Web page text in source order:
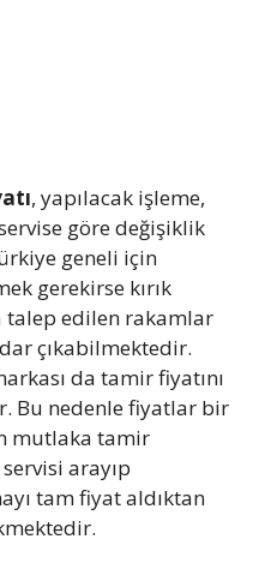
, yapılacak işleme,
göre değişiklik
geneli için
gerekirse kırık
talep edilen rakamlar
çıkabilmektedir.
da tamir fiyatını
Bu nedenle fiyatlar bir
mutlaka tamir
arayıp
tam fiyat aldıktan